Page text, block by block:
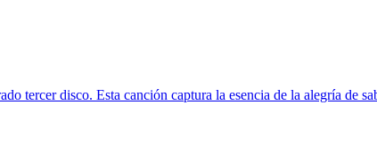
tercer disco. Esta canción captura la esencia de la alegría de